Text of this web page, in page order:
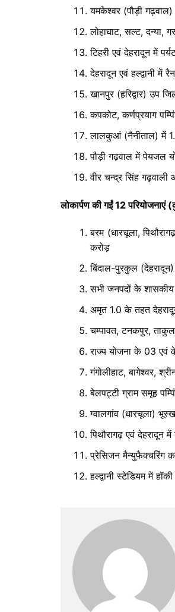
यमकेश्वर (पौड़ी गढ़वाल)
लोहाघाट, सल्ट, दन्या,
टिहरी एवं देहरादून में
देहरादून एवं हल्द्वानी में
खानपुर (हरिद्वार) उप
कपकोट, कर्णप्रयाग
लालकुआं (नैनीताल) में
पौड़ी गढ़वाल में पेयजल
वीर चन्द्र सिंह गढ़वाली
लोकार्पण की गईं 12
बरम (धारचूला,
करोड़
बिंदाल-पुरकुल
सभी जनपदों के शासकीय
अमृत 1.0 के तहत
चम्पावत, टनकपुर,
राज्य योजना के 03 एवं
गंगोलीहाट, बागेश्वर,
बेलपट्टी ग्राम समूह
ग्वालगांव (धारचूला)
पिथौरागढ़ एवं देहरादून
प्रेसिजन मैन्युफैक्चरिंग
हल्द्वानी स्टेडियम में